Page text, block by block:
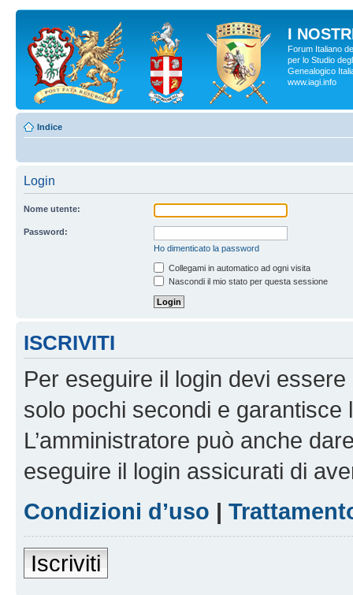
I
Forum Italiano
per lo Studio
Genealogico
www.iagi.info
Indice
Login
Nome utente:
Password:
Ho dimenticato la password
Collegami in automatico ad ogni visita
Nascondi il mio stato per questa sessione
ISCRIVITI
Per eseguire il login devi
solo pochi secondi e garantisce
L’amministratore può anche
eseguire il login assicurati di
Condizioni d’uso |
Iscriviti